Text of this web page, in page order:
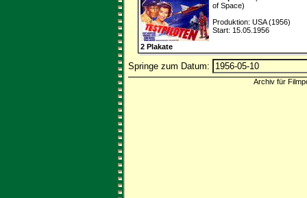
of Space)
Produktion: USA (1956)
Start: 15.05.1956
2 Plakate
Springe zum Datum:
Archiv für